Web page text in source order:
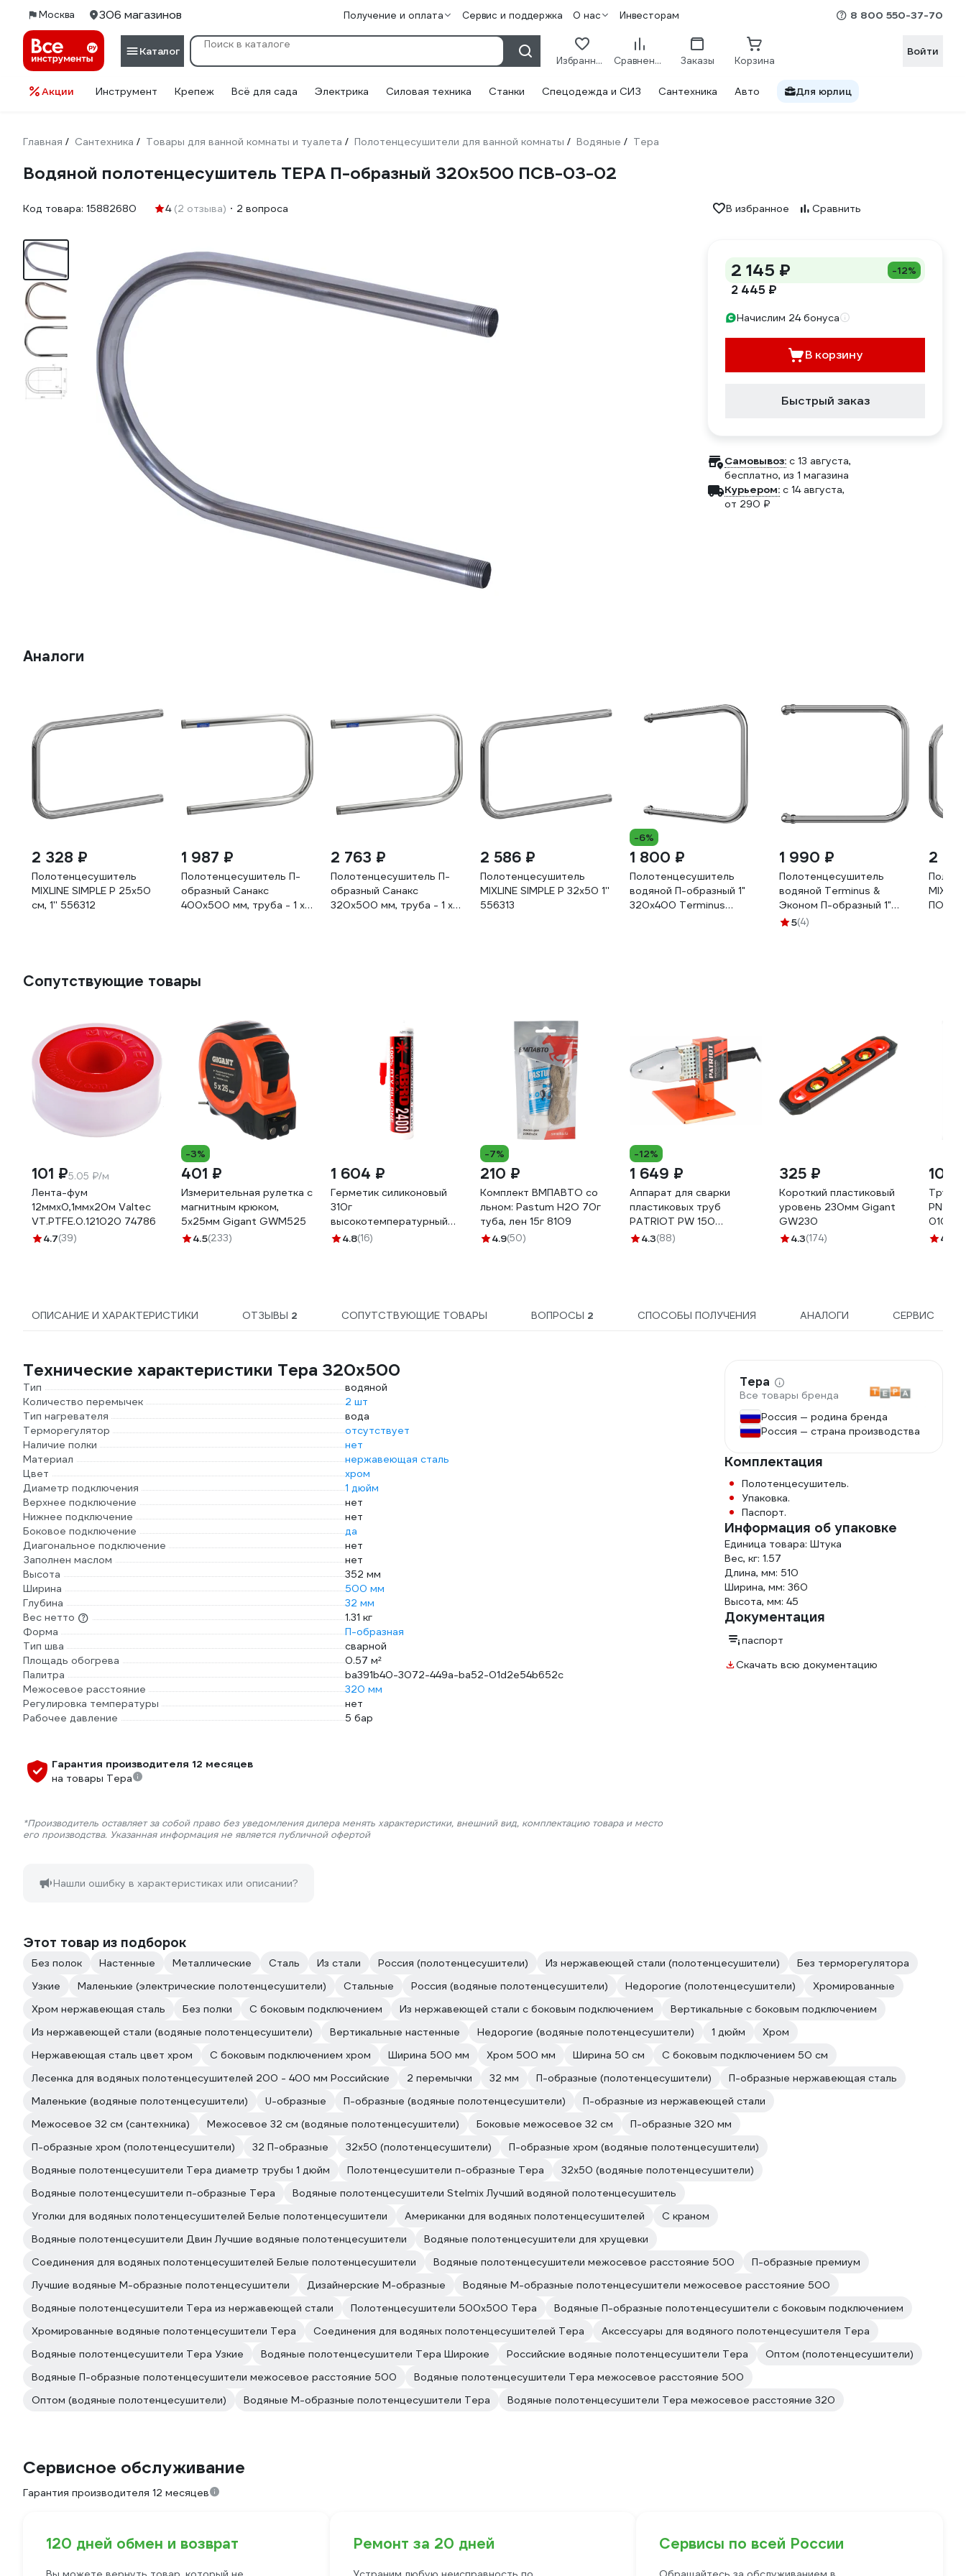
Москва 306 магазинов Получение и оплата Сервис и поддержка О нас Инвесторам 8 800 550-37-70
Каталог
Избранное Сравнение Заказы Корзина
Войти
Акции Инструмент Крепеж Всё для сада Электрика Силовая техника Станки Спецодежда и СИЗ Сантехника Авто Для юрлиц
Главная / Сантехника / Товары для ванной комнаты и туалета / Полотенцесушители для ванной комнаты / Водяные / Тера
Водяной полотенцесушитель ТЕРА П-образный 320х500 ПСВ-03-02
Код товара: 15882680 4 (2 отзыва) 2 вопроса В избранное Сравнить
2 145 ₽ -12%
2 445 ₽
Начислим 24 бонуса
В корзину
Быстрый заказ
Самовывоз: c 13 августа,
бесплатно, из 1 магазина
Курьером: c 14 августа,
от 290 ₽
Аналоги
2 328 ₽
Полотенцесушитель
MIXLINE SIMPLE P 25x50
см, 1'' 556312
1 987 ₽
Полотенцесушитель П-
образный Санакс
400х500 мм, труба - 1 x
2 763 ₽
Полотенцесушитель П-
образный Санакс
320х500 мм, труба - 1 x 2
2 586 ₽
Полотенцесушитель
MIXLINE SIMPLE P 32x50 1''
556313
-6%
1 800 ₽
Полотенцесушитель
водяной П-образный 1"
320x400 Terminus
1 990 ₽
Полотенцесушитель
водяной Terminus &
Эконом П-образный 1"
320x500 4620768888212
5(4)
2
ПОЛКА
Сопутствующие товары
101 ₽5.05 ₽/м
Лента-фум
12ммх0,1ммх20м Valtec
VT.PTFE.0.121020 74786
4.7(39)
-3%
401 ₽
Измерительная рулетка с
магнитным крюком,
5x25мм Gigant GWM525
4.5(233)
1 604 ₽
Герметик силиконовый
310г
высокотемпературный
красный ABRO SS-2400-
4.8(16)
-7%
210 ₽
Комплект ВМПАВТО со
льном: Pastum H2O 70г
туба, лен 15г 8109
4.9(50)
-12%
1 649 ₽
Аппарат для сварки
пластиковых труб
PATRIOT PW 150
170302005
4.3(88)
325 ₽
Короткий пластиковый
уровень 230мм Gigant
GW230
4.3(174)
105
Труба
PN10
010101
4.3
ОПИСАНИЕ И ХАРАКТЕРИСТИКИ ОТЗЫВЫ 2 СОПУТСТВУЮЩИЕ ТОВАРЫ ВОПРОСЫ 2 СПОСОБЫ ПОЛУЧЕНИЯ АНАЛОГИ СЕРВИС
Технические характеристики Тера 320х500
Тип
водяной
Количество перемычек
2 шт
Тип нагревателя
вода
Терморегулятор
отсутствует
Наличие полки
нет
Материал
нержавеющая сталь
Цвет
хром
Диаметр подключения
1 дюйм
Верхнее подключение
нет
Нижнее подключение
нет
Боковое подключение
да
Диагональное подключение
нет
Заполнен маслом
нет
Высота
352 мм
Ширина
500 мм
Глубина
32 мм
Вес нетто
1.31 кг
Форма
П-образная
Тип шва
сварной
Площадь обогрева
0.57 м²
Палитра
ba391b40-3072-449a-ba52-01d2e54b652c
Межосевое расстояние
320 мм
Регулировка температуры
нет
Рабочее давление
5 бар
Гарантия производителя 12 месяцев
на товары Тера
*Производитель оставляет за собой право без уведомления дилера менять характеристики, внешний вид, комплектацию товара и место
его производства. Указанная информация не является публичной офертой
Нашли ошибку в характеристиках или описании?
Тера
Все товары бренда
Россия — родина бренда
Россия — страна производства
Комплектация
Полотенцесушитель.
Упаковка.
Паспорт.
Информация об упаковке
Единица товара: Штука
Вес, кг: 1.57
Длина, мм: 510
Ширина, мм: 360
Высота, мм: 45
Документация
паспорт
Скачать всю документацию
Этот товар из подборок
Без полок Настенные Металлические Сталь Из стали Россия (полотенцесушители) Из нержавеющей стали (полотенцесушители)
Без терморегулятора
Узкие
Маленькие (электрические полотенцесушители) Стальные Россия (водяные полотенцесушители) Недорогие (полотенцесушители)
Хромированные
Хром нержавеющая сталь
Без полки С боковым подключением Из нержавеющей стали с боковым подключением
Вертикальные с боковым подключением
Из нержавеющей стали (водяные полотенцесушители)
Вертикальные настенные Недорогие (водяные полотенцесушители) 1 дюйм
Хром
Нержавеющая сталь цвет хром
С боковым подключением хром Ширина 500 мм Хром 500 мм Ширина 50 см
С боковым подключением 50 см
Лесенка для водяных полотенцесушителей 200 - 400 мм Российские
2 перемычки 32 мм П-образные (полотенцесушители)
П-образные нержавеющая сталь
Маленькие (водяные полотенцесушители)
U-образные П-образные (водяные полотенцесушители)
П-образные из нержавеющей стали
Межосевое 32 см (сантехника)
Межосевое 32 см (водяные полотенцесушители) Боковые межосевое 32 см
П-образные 320 мм
П-образные хром (полотенцесушители)
32 П-образные 32х50 (полотенцесушители)
П-образные хром (водяные полотенцесушители)
Водяные полотенцесушители Тера диаметр трубы 1 дюйм
Полотенцесушители п-образные Тера
32х50 (водяные полотенцесушители)
Водяные полотенцесушители п-образные Тера
Водяные полотенцесушители Stelmix Лучший водяной полотенцесушитель
Уголки для водяных полотенцесушителей Белые полотенцесушители
Американки для водяных полотенцесушителей
С краном
Водяные полотенцесушители Двин Лучшие водяные полотенцесушители
Водяные полотенцесушители для хрущевки
Соединения для водяных полотенцесушителей Белые полотенцесушители
Водяные полотенцесушители межосевое расстояние 500
П-образные премиум
Лучшие водяные М-образные полотенцесушители
Дизайнерские М-образные
Водяные М-образные полотенцесушители межосевое расстояние 500
Водяные полотенцесушители Тера из нержавеющей стали
Полотенцесушители 500х500 Тера
Водяные П-образные полотенцесушители с боковым подключением
Хромированные водяные полотенцесушители Тера
Соединения для водяных полотенцесушителей Тера
Аксессуары для водяного полотенцесушителя Тера
Водяные полотенцесушители Тера Узкие
Водяные полотенцесушители Тера Широкие Российские водяные полотенцесушители Тера
Оптом (полотенцесушители)
Водяные П-образные полотенцесушители межосевое расстояние 500
Водяные полотенцесушители Тера межосевое расстояние 500
Оптом (водяные полотенцесушители)
Водяные М-образные полотенцесушители Тера Водяные полотенцесушители Тера межосевое расстояние 320
Сервисное обслуживание
Гарантия производителя 12 месяцев
120 дней обмен и возврат Ремонт за 20 дней Сервисы по всей России